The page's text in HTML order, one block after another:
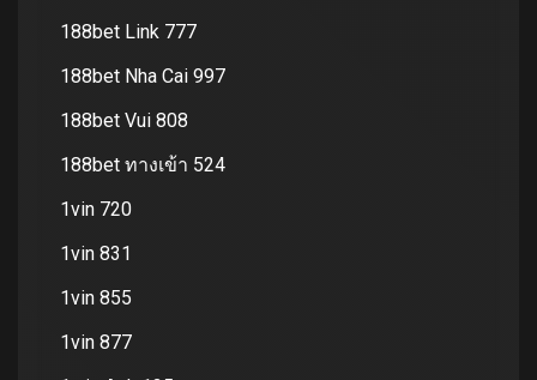
188bet Link 777
188bet Nha Cai 997
188bet Vui 808
188bet ทางเข้า 524
1vin 720
1vin 831
1vin 855
1vin 877